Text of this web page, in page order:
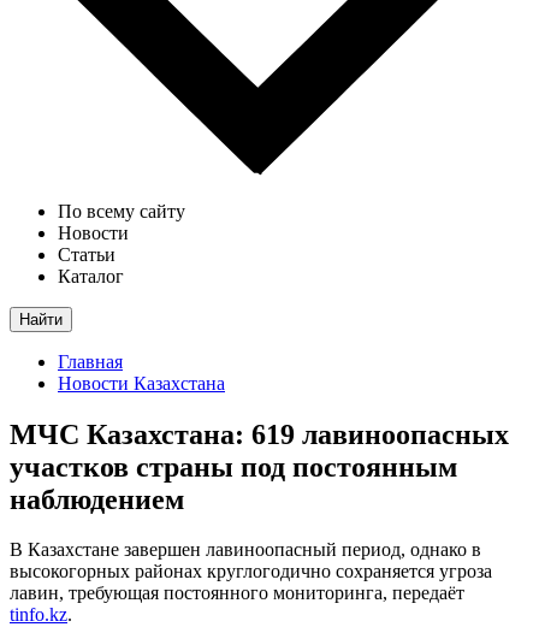
По всему сайту
Новости
Статьи
Каталог
Найти
Главная
Новости Казахстана
МЧС Казахстана: 619 лавиноопасных
участков страны под постоянным
наблюдением
В Казахстане завершен лавиноопасный период, однако в
высокогорных районах круглогодично сохраняется угроза
лавин, требующая постоянного мониторинга, передаёт
tinfo.kz.